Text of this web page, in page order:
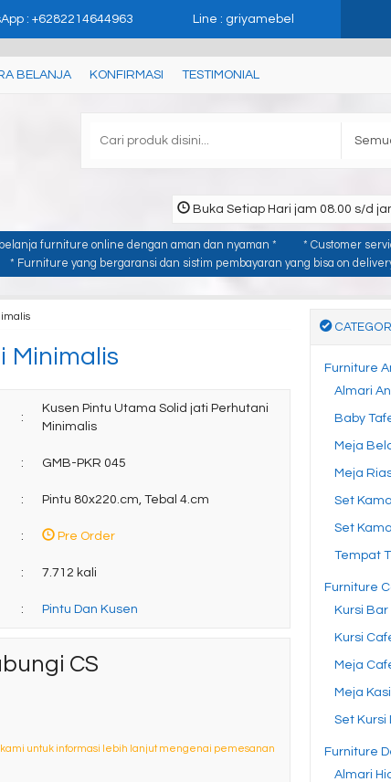
: +6282214644963 Line : griyamebel
BELANJA KONFIRMASI TESTIMONIAL
Buka Setiap Hari jam 08.00 s/d
furniture online dengan aman dan nyaman *
* Customer
* Furniture yang bergaransi dan sistim pembayaran yang bisa on
Minimalis
:
Kusen Pintu Utama Solid jati Perhutani
Minimalis
: GMB-PKR 045
: Pintu 80x220.cm, Tebal 4.cm
: Pre Order
: 7.712 kali
: Pintu Dan Kusen
CS
kami untuk informasi lebih lanjut mengenai pemesanan
Furniture
Almari
Baby
Meja
Meja
Set
Set
Tempat
Furniture
Kursi Bar
Kursi
Meja
Meja
Set Kursi
Furniture
Almari